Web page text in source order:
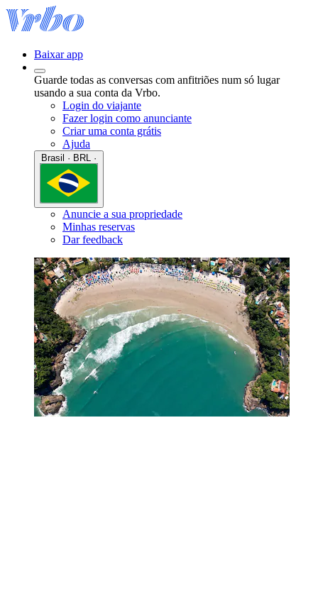
Baixar app
Guarde todas as conversas com anfitriões num só lugar
usando a sua conta da Vrbo.
Login do viajante
Fazer login como anunciante
Criar uma conta grátis
Ajuda
Anuncie a sua propriedade
Minhas reservas
Dar feedback